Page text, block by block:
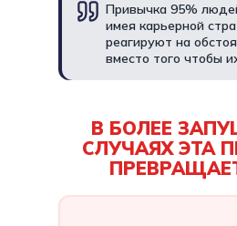
Привычка 95%
имея карьерной
реагируют на
вместо того чтобы
В БОЛЕЕ
СЛУЧАЯХ ЭТА